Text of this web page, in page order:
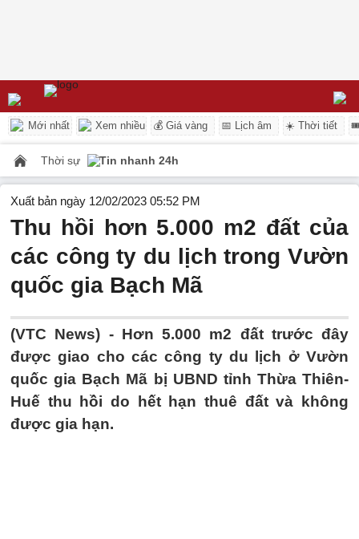
Mới nhất Xem nhiều 💰 Giá vàng 📅 Lịch âm ☀️ Thời tiết
Thời sự Tin nhanh 24h
Xuất bản ngày 12/02/2023 05:52 PM
Thu hồi hơn 5.000 m2 đất của
các công ty du lịch trong Vườn
quốc gia Bạch Mã
(VTC News) - Hơn 5.000 m2 đất trước đây
được giao cho các công ty du lịch ở Vườn
quốc gia Bạch Mã bị UBND tỉnh Thừa Thiên-
Huế thu hồi do hết hạn thuê đất và không
được gia hạn.